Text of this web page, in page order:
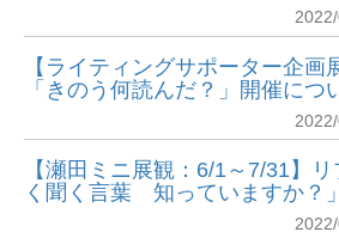
【ライティングサポーター企画
「きのう何読んだ？」開催につ
【瀬田ミニ展観：6/1～7/31】
く聞く言葉 知っていますか？」